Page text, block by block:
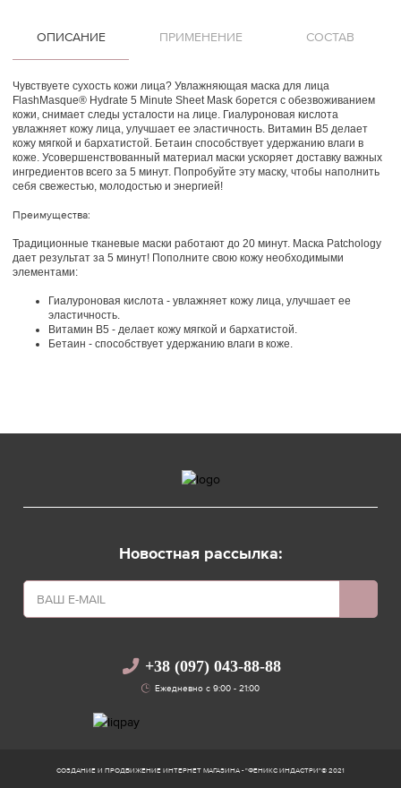
Facebook
ОПИСАНИЕ ПРИМЕНЕНИЕ СОСТАВ
Чувствуете сухость кожи лица? Увлажняющая маска для лица
FlashMasque® Hydrate 5 Minute Sheet Mask борется с обезвоживанием
кожи, снимает следы усталости на лице. Гиалуроновая кислота
увлажняет кожу лица, улучшает ее эластичность. Витамин В5 делает
кожу мягкой и бархатистой. Бетаин способствует удержанию влаги в
коже. Усовершенствованный материал маски ускоряет доставку важных
ингредиентов всего за 5 минут. Попробуйте эту маску, чтобы наполнить
себя свежестью, молодостью и энергией!
Преимущества:
Традиционные тканевые маски работают до 20 минут. Маска Patchology
дает результат за 5 минут! Пополните свою кожу необходимыми
элементами:
Гиалуроновая кислота - увлажняет кожу лица, улучшает ее
эластичность.
Витамин В5 - делает кожу мягкой и бархатистой.
Бетаин - способствует удержанию влаги в коже.
Новостная рассылка:
+38 (097) 043-88-88
Ежедневно с 9:00 - 21:00
СОЗДАНИЕ И ПРОДВИЖЕНИЕ ИНТЕРНЕТ МАГАЗИНА - "ФЕНИКС ИНДАСТРИ"© 2021